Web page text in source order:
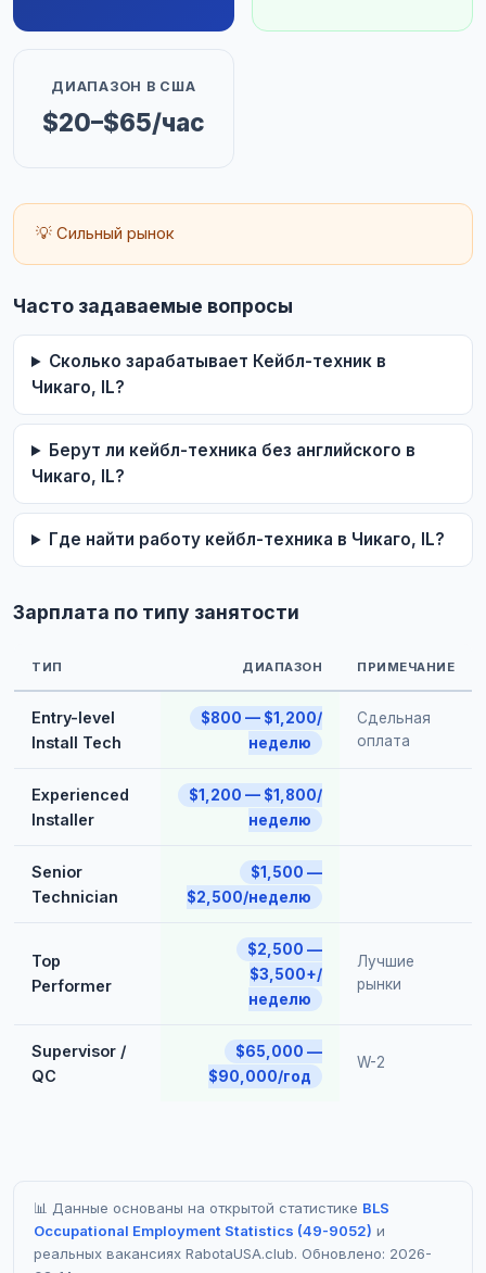
ДИАПАЗОН В США
$20–$65/час
💡 Сильный рынок
Часто задаваемые вопросы
Сколько зарабатывает Кейбл-техник в
Чикаго, IL?
Берут ли кейбл-техника без английского в
Чикаго, IL?
Где найти работу кейбл-техника в Чикаго, IL?
Зарплата по типу занятости
ТИП ДИАПАЗОН ПРИМЕЧАНИЕ
Entry-level
Install Tech
$800 — $1,200/
неделю
Сдельная
оплата
Experienced
Installer
$1,200 — $1,800/
неделю
Senior
Technician
$1,500 —
$2,500/неделю
Top
Performer
$2,500 —
$3,500+/
неделю
Лучшие
рынки
Supervisor /
QC
$65,000 —
$90,000/год
W-2
📊 Данные основаны на открытой статистике BLS
Occupational Employment Statistics (49-9052) и
реальных вакансиях RabotaUSA.club. Обновлено: 2026-